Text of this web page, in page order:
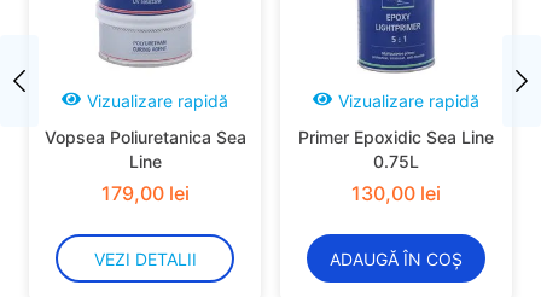
Vizualizare rapidă
Vopsea Poliuretanica Sea
Line
179,00 lei
VEZI DETALII
Vizualizare rapidă
Primer Epoxidic Sea Line
0.75L
130,00 lei
ADAUGĂ ÎN COȘ